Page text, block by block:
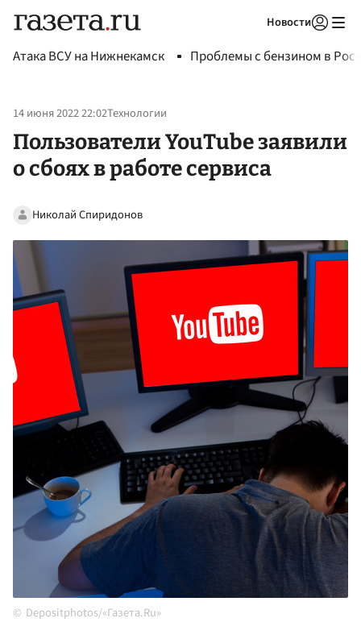
Новости
Атака ВСУ на Нижнекамск Проблемы с бензином в
14 июня 2022 22:02Технологии
Пользователи YouTube заявили
о сбоях в работе сервиса
Николай Спиридонов
Depositphotos/«Газета.Ru»